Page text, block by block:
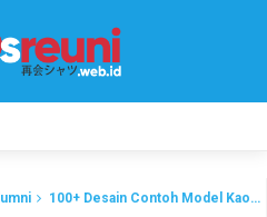
100+ Desain Contoh Model Kaos Reuni Akbar Logo dan Kata Kata Part #2